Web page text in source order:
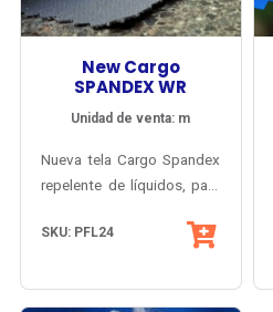
New Cargo
SPANDEX WR
Unidad de venta: m
Nueva tela Cargo Spandex
repelente de líquidos, para
corporativos o deportivos
respirable y resistente a la
SKU: PFL24